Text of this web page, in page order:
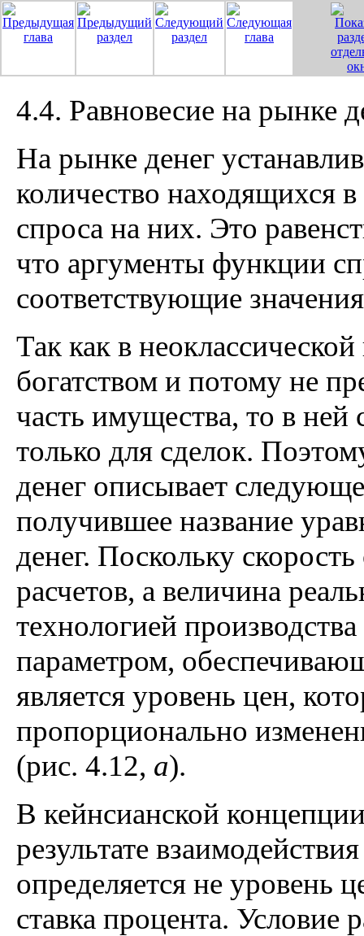
4.4. Равновесие на рынке
На рынке денег
количество находящихся
спроса на них. Это
что аргументы функции
соответствующие
Так как в
богатством и потому не
часть имущества, то в ней
только для сделок.
денег описывает
получившее название
денег. Поскольку
расчетов, а величина
технологией
параметром,
является уровень цен,
пропорционально
(рис. 4.12, а).
В кейнсианской
результате
определяется не уровень
ставка процента. Условие